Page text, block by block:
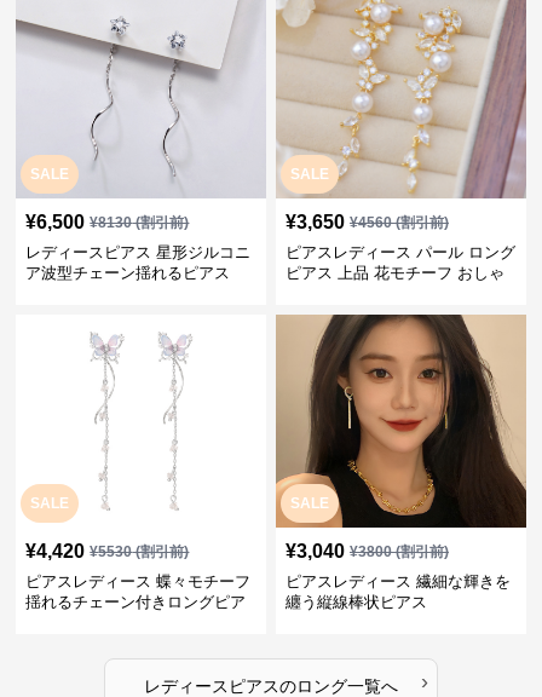
SALE
¥6,500 ¥8130(割引前)
レディースピアス 星形ジルコニ
ア波型チェーン揺れるピアス
SALE
¥3,650 ¥4560(割引前)
ピアスレディース パール ロング
ピアス 上品 花モチーフ おしゃ
SALE
¥4,420 ¥5530(割引前)
ピアスレディース 蝶々モチーフ
揺れるチェーン付きロングピア
SALE
¥3,040 ¥3800(割引前)
ピアスレディース 繊細な輝きを
纏う縦線棒状ピアス
レディースピアスのロング一覧へ ›